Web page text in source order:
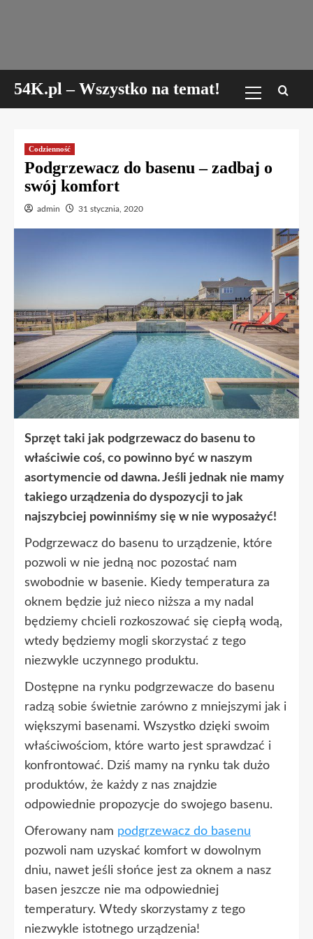
54K.pl – Wszystko na temat!
główne
Codzienność
Podgrzewacz do basenu – zadbaj o
swój komfort
admin 31 stycznia, 2020
Sprzęt taki jak podgrzewacz do basenu to
właściwie coś, co powinno być w naszym
asortymencie od dawna. Jeśli jednak nie mamy
takiego urządzenia do dyspozycji to jak
najszybciej powinniśmy się w nie wyposażyć!
Podgrzewacz do basenu to urządzenie, które
pozwoli w nie jedną noc pozostać nam
swobodnie w basenie. Kiedy temperatura za
oknem będzie już nieco niższa a my nadal
będziemy chcieli rozkoszować się ciepłą wodą,
wtedy będziemy mogli skorzystać z tego
niezwykle uczynnego produktu.
Dostępne na rynku podgrzewacze do basenu
radzą sobie świetnie zarówno z mniejszymi jak i
większymi basenami. Wszystko dzięki swoim
właściwościom, które warto jest sprawdzać i
konfrontować. Dziś mamy na rynku tak dużo
produktów, że każdy z nas znajdzie
odpowiednie propozycje do swojego basenu.
Oferowany nam podgrzewacz do basenu
pozwoli nam uzyskać komfort w dowolnym
dniu, nawet jeśli słońce jest za oknem a nasz
basen jeszcze nie ma odpowiedniej
temperatury. Wtedy skorzystamy z tego
niezwykle istotnego urządzenia!